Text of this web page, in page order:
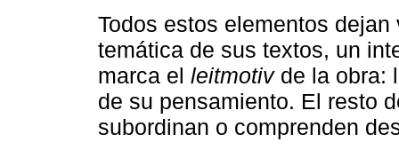
Todos estos elementos
temática de sus textos, un
marca el leitmotivde la obra:
de su pensamiento. El resto
subordinan o comprenden